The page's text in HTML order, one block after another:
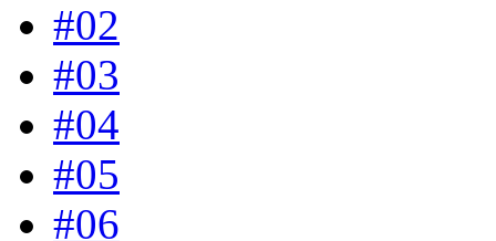
#02
#03
#04
#05
#06